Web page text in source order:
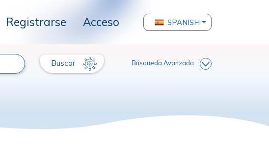
Registrarse Acceso SPANISH
Buscar Búsqueda Avanzada